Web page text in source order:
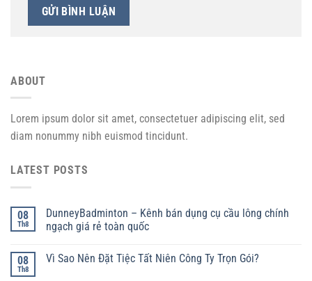
ABOUT
Lorem ipsum dolor sit amet, consectetuer adipiscing elit, sed
diam nonummy nibh euismod tincidunt.
LATEST POSTS
08
Th8
DunneyBadminton – Kênh bán dụng cụ cầu lông chính
ngạch giá rẻ toàn quốc
08
Th8
Vì Sao Nên Đặt Tiệc Tất Niên Công Ty Trọn Gói?